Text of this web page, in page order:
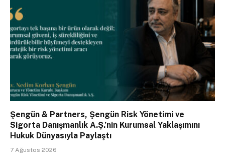
Şengün & Partners, Şengün Risk Yönetimi ve
Sigorta Danışmanlık A.Ş.’nin Kurumsal Yaklaşımını
Hukuk Dünyasıyla Paylaştı
7 Ağustos 2026